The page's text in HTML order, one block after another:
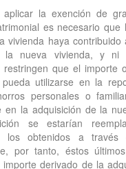
aplicar la exención de
es necesario que
vivienda haya contribuido
la nueva vivienda, y
restringen que el importe
pueda utilizarse en la
personales o
en la adquisición de la
se estarían
los obtenidos a través
por tanto, éstos
derivado de la